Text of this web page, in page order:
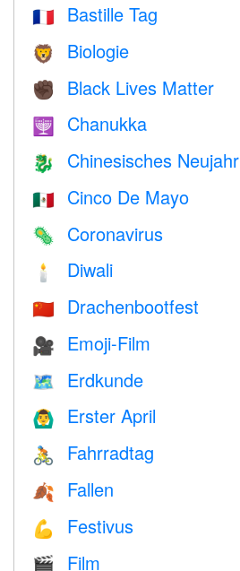
🇫🇷 Bastille Tag
🦁 Biologie
✊🏿 Black Lives Matter
🕎 Chanukka
🐉 Chinesisches Neujahr
🇲🇽 Cinco De Mayo
🦠 Coronavirus
🕯 Diwali
🇨🇳 Drachenbootfest
🎥 Emoji-Film
🗺 Erdkunde
🙆‍♂️ Erster April
🚴 Fahrradtag
🍂 Fallen
💪 Festivus
🎬 Film